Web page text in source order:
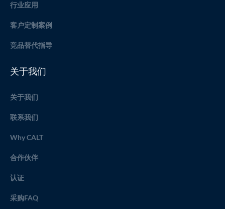
行业应用
客户定制案例
竞品替代指导
关于我们
关于我们
联系我们
Why CALT
合作伙伴
认证
采购FAQ